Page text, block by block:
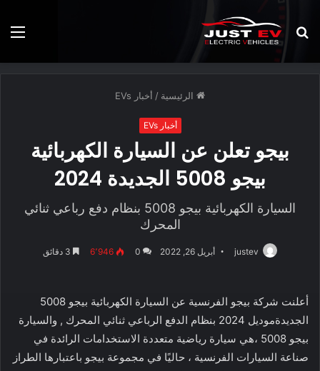
بحث
عن
الرئيسية / أخبار EVs
أخبار EVs
بيجو تعلن عن السيارة الكهربائية
بيجو 5008 الجديدة 2024
السيارة الكهربائية بيجو 5008 بنظام دفع رباعي ثنائي
المحرك
justev أبريل 26, 2022 0 6٬946
أعلنت شركة بيجو الفرنسية عن السيارة الكهربائية بيجو 5008
الجديدةموديل 2024 بنظام الدفع الرباعي ثنائي المحرك , والسيارة
بيجو 5008 ،هي سيارة رياضية متعددة الاستخدامات الرائدة في
صناعة السيارات الفرنسية ، حاليًا في مجموعة بيجو باعتبارها الطراز